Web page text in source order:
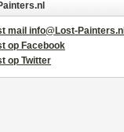
mail info@Lost-Painters.nl
op Facebook
op Twitter